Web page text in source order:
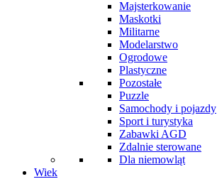
Majsterkowanie
Maskotki
Militarne
Modelarstwo
Ogrodowe
Plastyczne
Pozostałe
Puzzle
Samochody i pojazdy
Sport i turystyka
Zabawki AGD
Zdalnie sterowane
Dla niemowląt
Wiek